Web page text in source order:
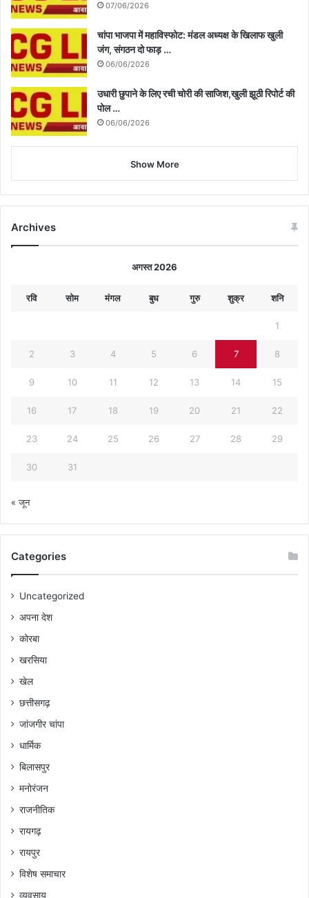
07/06/2026
चांपा भाजपा में महाविस्फोट: मंडल अध्यक्ष के खिलाफ खुली
जंग, संगठन दो फाड़ …
06/06/2026
उधारी छुपाने के लिए रची चोरी की साजिश,खुली झूठी रिपोर्ट की
पोल …
06/06/2026
Show More
Archives
अगस्त 2026
रवि सोम मंगल बुध गुरु शुक्र शनि
1
2 3 4 5 6 7 8
9 10 11 12 13 14 15
16 17 18 19 20 21 22
23 24 25 26 27 28 29
30 31
« जून
Categories
Uncategorized
अपना देश
कोरबा
खरसिया
खेल
छत्तीसगढ़
जांजगीर चांपा
धार्मिक
बिलासपुर
मनोरंजन
राजनीतिक
रायगढ़
रायपुर
विशेष समाचार
व्यवसाय